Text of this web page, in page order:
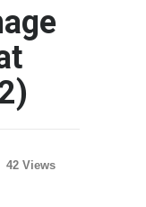
42 Views